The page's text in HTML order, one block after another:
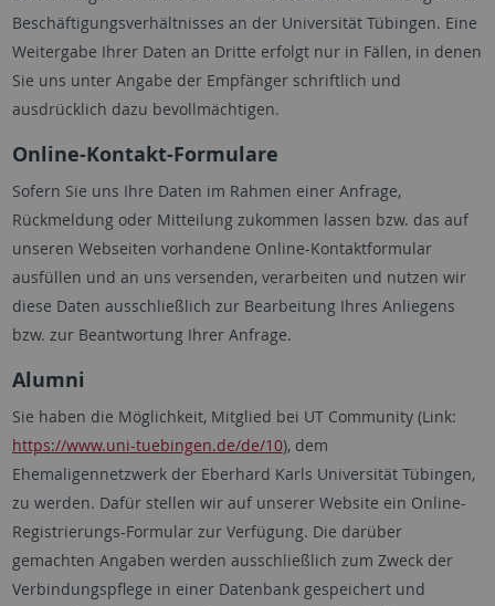
Beschäftigungsverhältnisses an der Universität Tübingen. Eine
Weitergabe Ihrer Daten an Dritte erfolgt nur in Fällen, in denen
Sie uns unter Angabe der Empfänger schriftlich und
ausdrücklich dazu bevollmächtigen.
Online-Kontakt-Formulare
Sofern Sie uns Ihre Daten im Rahmen einer Anfrage,
Rückmeldung oder Mitteilung zukommen lassen bzw. das auf
unseren Webseiten vorhandene Online-Kontaktformular
ausfüllen und an uns versenden, verarbeiten und nutzen wir
diese Daten ausschließlich zur Bearbeitung Ihres Anliegens
bzw. zur Beantwortung Ihrer Anfrage.
Alumni
Sie haben die Möglichkeit, Mitglied bei UT Community (Link:
https://www.uni-tuebingen.de/de/10), dem
Ehemaligennetzwerk der Eberhard Karls Universität Tübingen,
zu werden. Dafür stellen wir auf unserer Website ein Online-
Registrierungs-Formular zur Verfügung. Die darüber
gemachten Angaben werden ausschließlich zum Zweck der
Verbindungspflege in einer Datenbank gespeichert und